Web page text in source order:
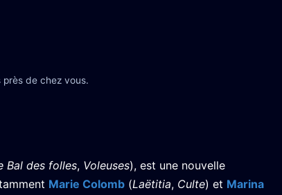
de chez vous.
Bal des folles, Voleuses), est une nouvelle
Marie Colomb (Laëtitia, Culte) et Marina